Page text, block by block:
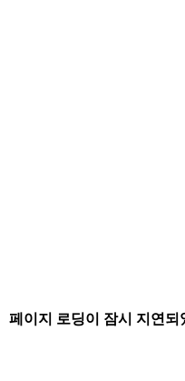
페이지 로딩이 잠시 지연